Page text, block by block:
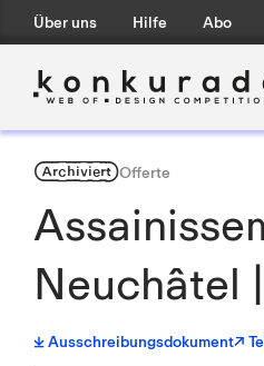
Über uns Hilfe Abo
ArchiviertOfferte
Neuchâtel
Ausschreibungsdokument↗